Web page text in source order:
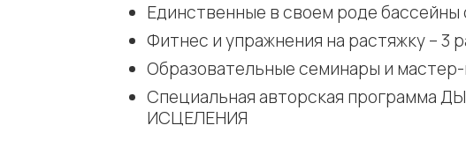
Единственные в своем роде бассейны
Фитнес и упражнения на растяжку – 3
Образовательные семинары и
Специальная авторская программа
ИСЦЕЛЕНИЯ